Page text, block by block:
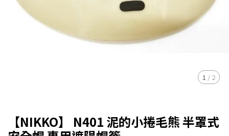
1 / 2
【NIKKO】 N401 泥的小捲毛熊 半罩式